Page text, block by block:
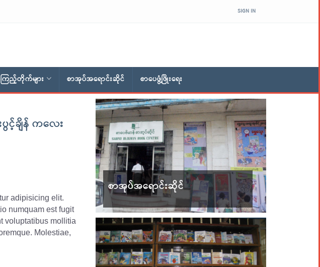
SIGN IN
ြည့်တိုက်များ စာအုပ်အရောင်းဆိုင် စာပေဖွံ့ဖြိုးရေး
င့်ချိန် ကလေး
adipisicing elit.
numquam est fugit
voluptatibus mollitia
Molestiae,
စာအုပ်အရောင်းဆိုင်